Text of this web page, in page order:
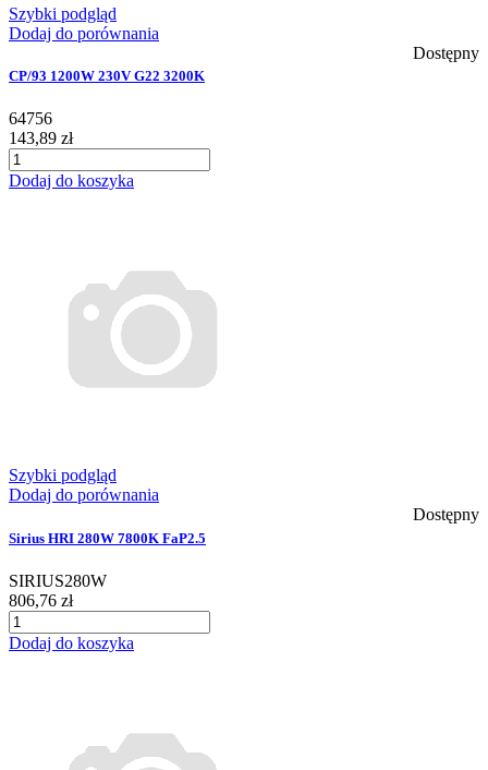
Szybki podgląd
Dodaj do porównania
Dostępny
CP/93 1200W 230V G22 3200K
64756
143,89 zł
Dodaj do koszyka
Szybki podgląd
Dodaj do porównania
Dostępny
Sirius HRI 280W 7800K FaP2.5
SIRIUS280W
806,76 zł
Dodaj do koszyka